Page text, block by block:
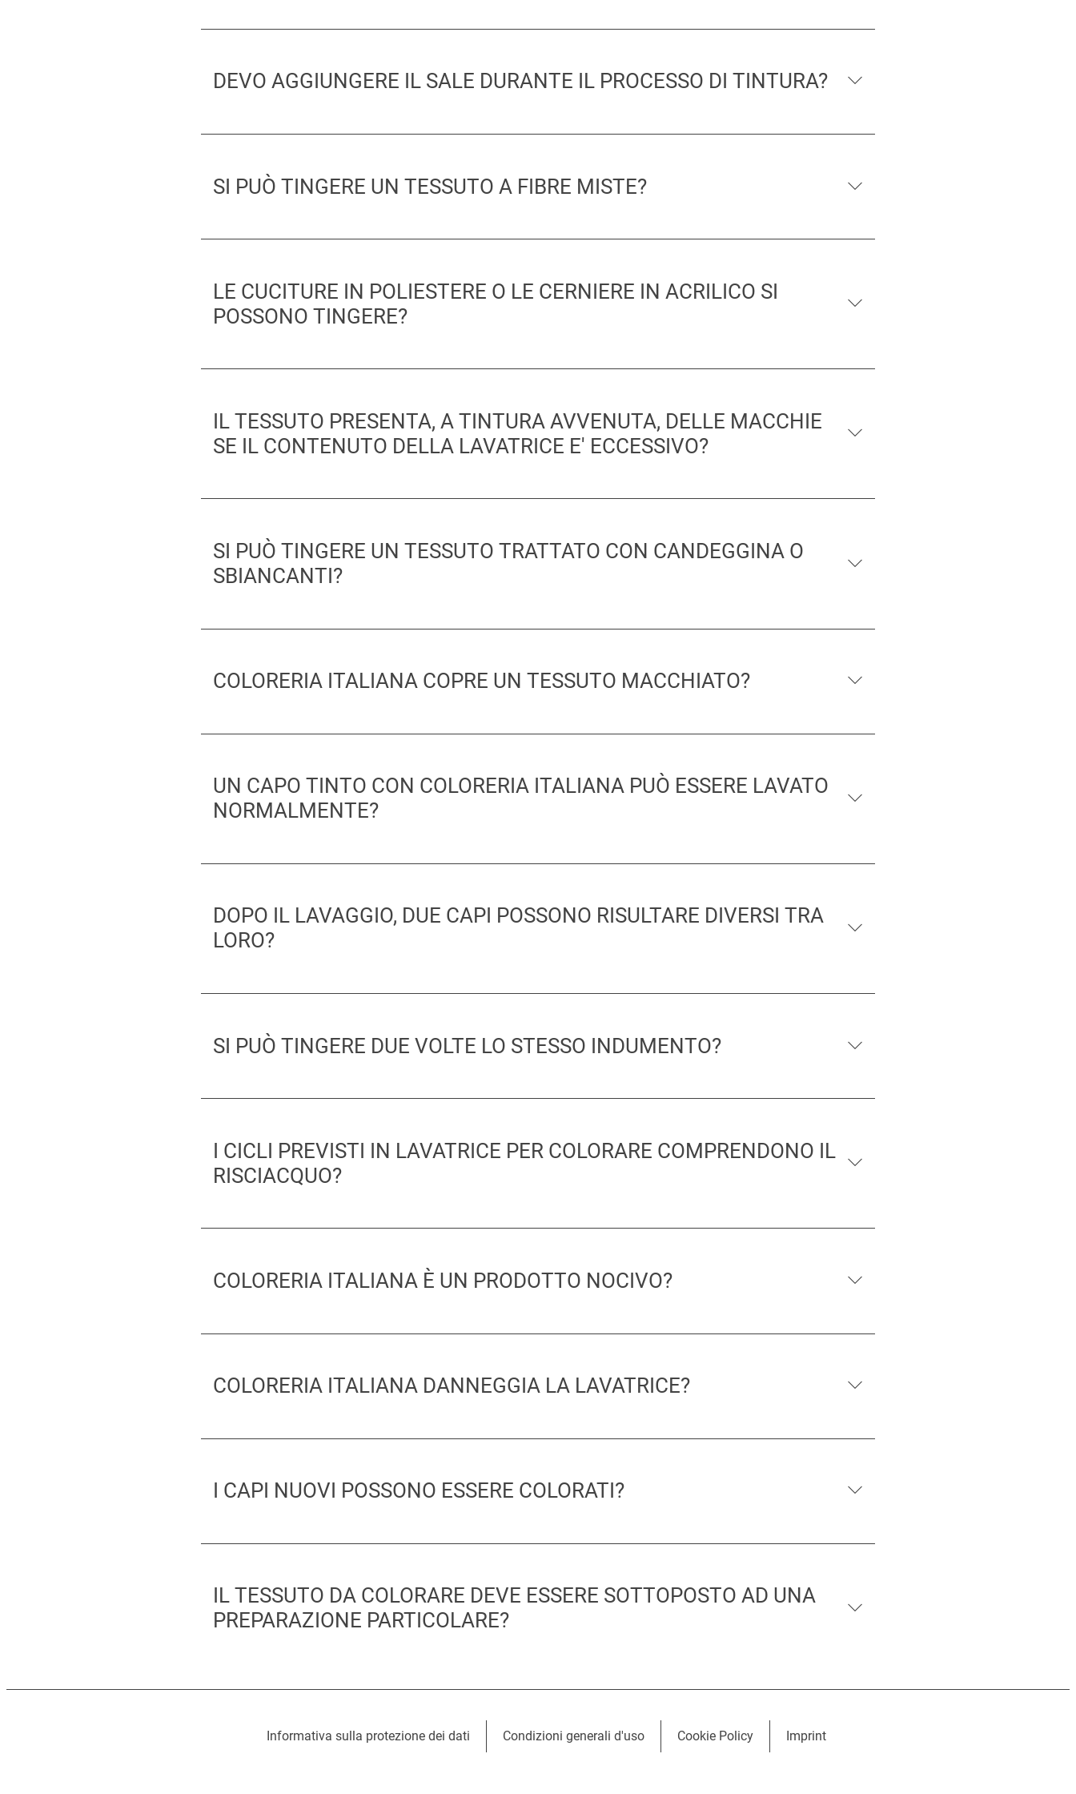
DEVO AGGIUNGERE IL SALE DURANTE IL PROCESSO DI TINTURA?
SI PUÒ TINGERE UN TESSUTO A FIBRE MISTE?
LE CUCITURE IN POLIESTERE O LE CERNIERE IN ACRILICO SI
POSSONO TINGERE?
IL TESSUTO PRESENTA, A TINTURA AVVENUTA, DELLE MACCHIE
SE IL CONTENUTO DELLA LAVATRICE E' ECCESSIVO?
SI PUÒ TINGERE UN TESSUTO TRATTATO CON CANDEGGINA O
SBIANCANTI?
COLORERIA ITALIANA COPRE UN TESSUTO MACCHIATO?
UN CAPO TINTO CON COLORERIA ITALIANA PUÒ ESSERE LAVATO
NORMALMENTE?
DOPO IL LAVAGGIO, DUE CAPI POSSONO RISULTARE DIVERSI TRA
LORO?
SI PUÒ TINGERE DUE VOLTE LO STESSO INDUMENTO?
I CICLI PREVISTI IN LAVATRICE PER COLORARE COMPRENDONO IL
RISCIACQUO?
COLORERIA ITALIANA È UN PRODOTTO NOCIVO?
COLORERIA ITALIANA DANNEGGIA LA LAVATRICE?
I CAPI NUOVI POSSONO ESSERE COLORATI?
IL TESSUTO DA COLORARE DEVE ESSERE SOTTOPOSTO AD UNA
PREPARAZIONE PARTICOLARE?
Informativa sulla protezione dei dati Condizioni generali d'uso Cookie Policy Imprint